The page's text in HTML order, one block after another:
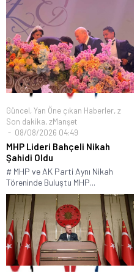
Güncel, Yan Öne çıkan Haberler, z
Son dakika, zManşet
08/08/2026 04:49
MHP Lideri Bahçeli Nikah
Şahidi Oldu
# MHP ve AK Parti Aynı Nikah
Töreninde Buluştu MHP...